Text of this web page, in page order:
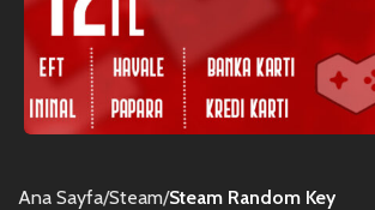
Ana Sayfa Steam Steam Random Key